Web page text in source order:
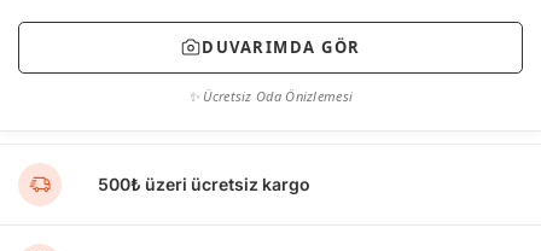
DUVARIMDA GÖR
✨ Ücretsiz Oda Önizlemesi
500₺ üzeri ücretsiz kargo